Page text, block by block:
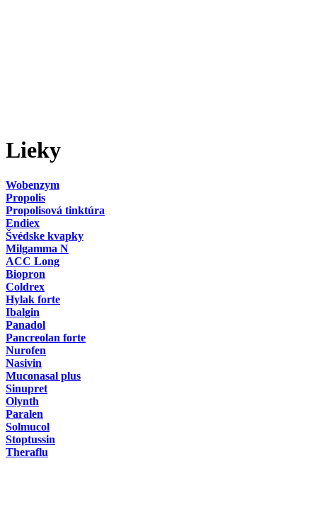
Lieky
Wobenzym
Propolis
Propolisová tinktúra
Endiex
Švédske kvapky
Milgamma N
ACC Long
Biopron
Coldrex
Hylak forte
Ibalgin
Panadol
Pancreolan forte
Nurofen
Nasivin
Muconasal plus
Sinupret
Olynth
Paralen
Solmucol
Stoptussin
Theraflu